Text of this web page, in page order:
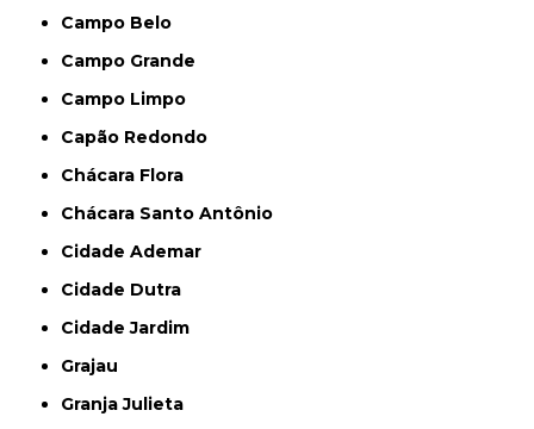
Campo Belo
Campo Grande
Campo Limpo
Capão Redondo
Chácara Flora
Chácara Santo Antônio
Cidade Ademar
Cidade Dutra
Cidade Jardim
Grajau
Granja Julieta